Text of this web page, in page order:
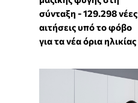
σύνταξη - 129.298 νέες
αιτήσεις υπό το φόβο
για τα νέα όρια ηλικίας